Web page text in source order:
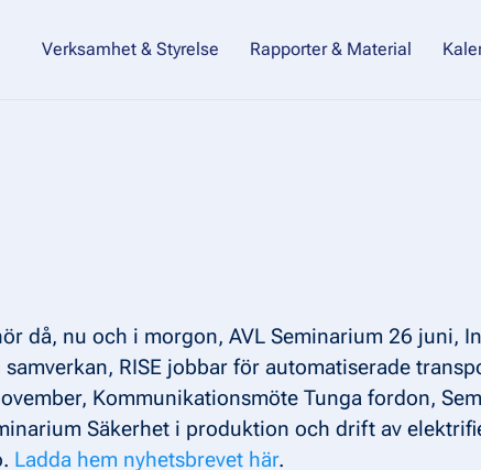
Verksamhet & Styrelse Rapporter & Material
då, nu och i morgon, AVL Seminarium 26 juni,
RISE jobbar för automatiserade
Kommunikationsmöte Tunga fordon,
Säkerhet i produktion och drift av
Ladda hem nyhetsbrevet här.